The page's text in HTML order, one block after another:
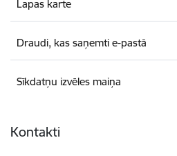
Lapas karte
Draudi, kas saņemti e-pastā
Sīkdatņu izvēles maiņa
Kontakti